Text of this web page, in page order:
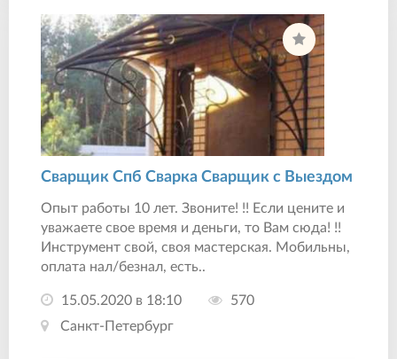
Сварщик Спб Сварка Сварщик с Выездом
Опыт работы 10 лет. Звоните! !! Если цените и
уважаете свое время и деньги, то Вам сюда! !!
Инструмент свой, своя мастерская. Мобильны,
оплата нал/безнал, есть..
15.05.2020 в 18:10
570
Санкт-Петербург